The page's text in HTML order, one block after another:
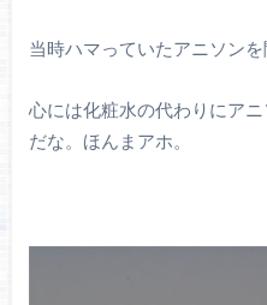
当時ハマっていたアニソンを
心には化粧水の代わりにア
だな。ほんまアホ。